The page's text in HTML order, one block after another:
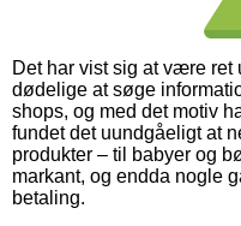
Det har vist sig at være
dødelige at søge
shops, og med det motiv
fundet det uundgåeligt at
produkter – til babyer og
markant, og endda nogle
betaling.